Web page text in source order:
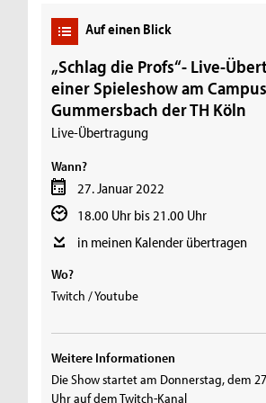
Auf einen Blick
„Schlag die Profs“- Live-
einer Spieleshow am Campus
Gummersbach der TH Köln
Live-Übertragung
Wann?
27. Januar 2022
18.00 Uhr bis 21.00 Uhr
in meinen Kalender übertragen
Wo?
Twitch / Youtube
Weitere Informationen
Die Show startet am Donnerstag, dem
Uhr auf dem Twitch-Kanal